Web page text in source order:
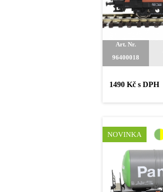
Art. Nr.
96400018
1490 Kč s DPH
NOVINKA